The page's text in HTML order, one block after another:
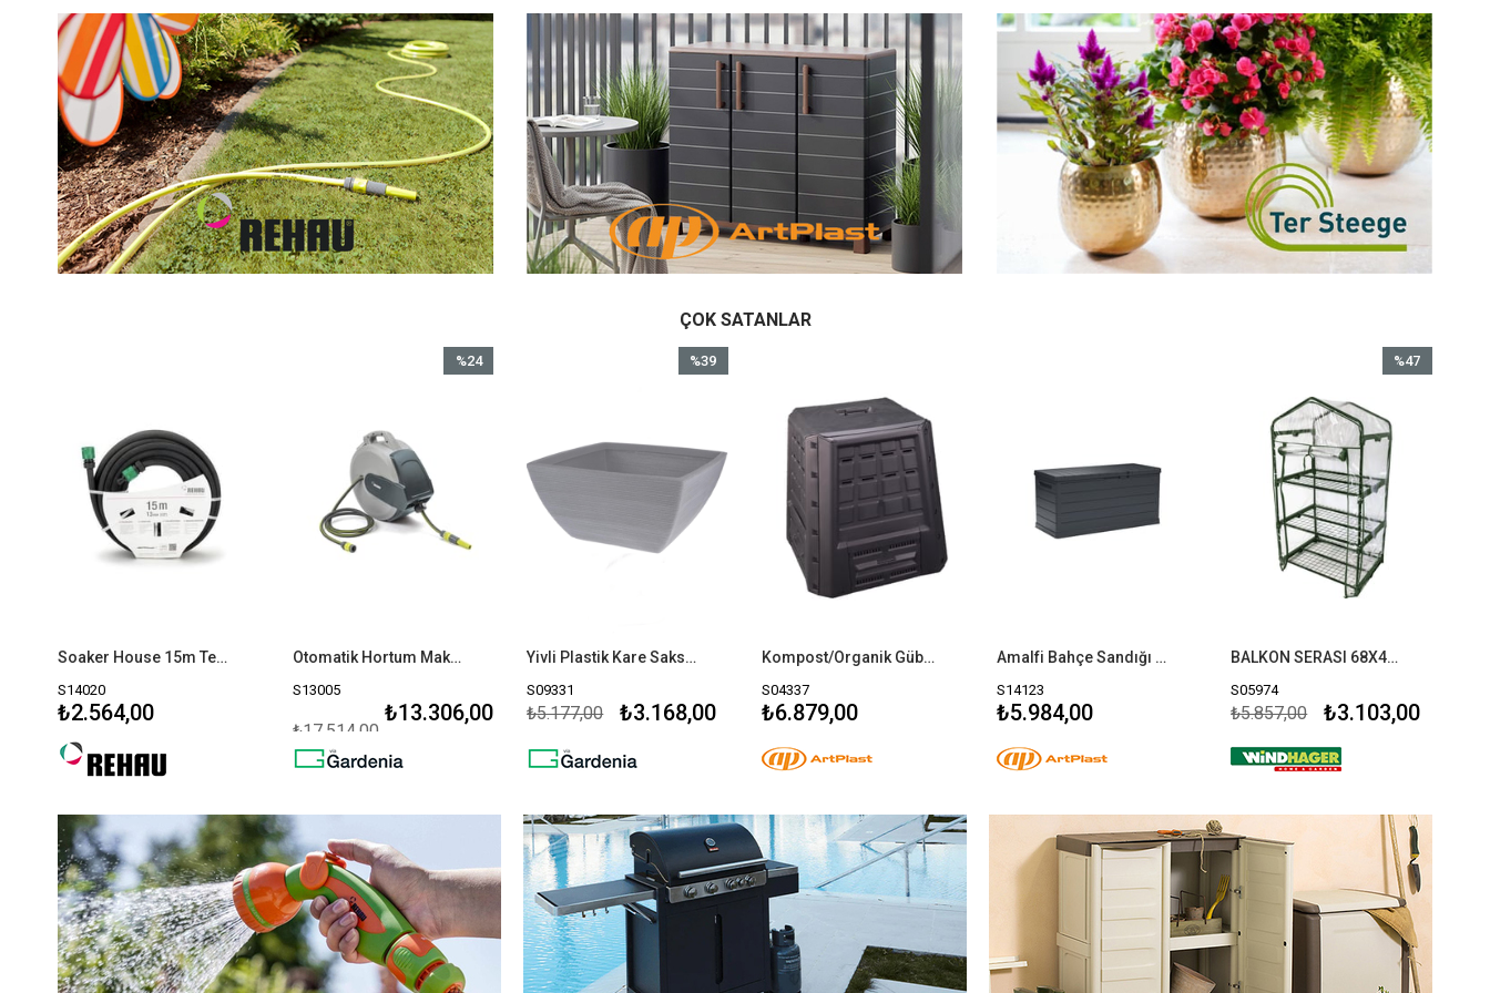
ÇOK SATANLAR
Soaker House 15m Terleme Hortumu 13mm (1/2")
S14020
₺2.564,00
Otomatik Hortum Makarası 35m Set
S13005
₺13.306,00
₺17.514,00
%24
Yivli Plastik Kare Saksı Gri
S09331
₺3.168,00
₺5.177,00
%39
Kompost/Organik Gübre Kutusu 380 LT 80X80x82 - SİYAH
S04337
₺6.879,00
Amalfi Bahçe Sandığı Plastik Koyu Gri 340 Lt A350
S14123
₺5.984,00
BALKON SERASI 68X49X128 CM
S05974
₺3.103,00
₺5.857,00
%47
%47İndirim